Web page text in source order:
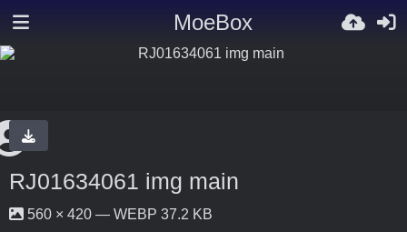
MoeBox
RJ01634061 img main
560 × 420 — WEBP 37.2 KB